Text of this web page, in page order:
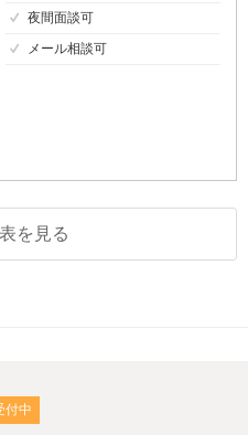
夜間面談可
メール相談可
を見る
付中